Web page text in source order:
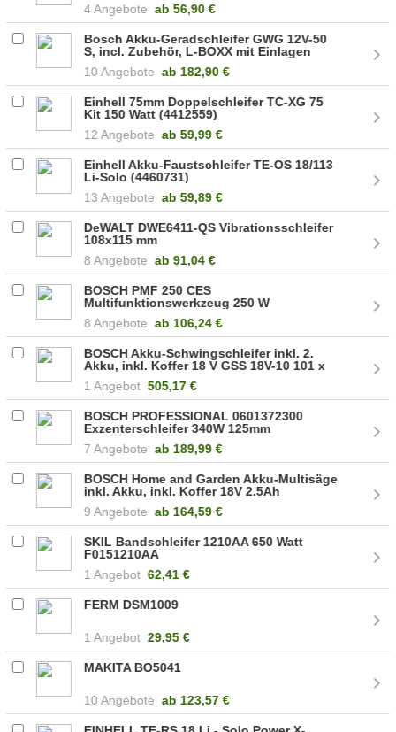
4 Angebote ab 56,90 €
Bosch Akku-Geradschleifer GWG 12V-50
S, incl. Zubehör, L-BOXX mit Einlagen
10 Angebote ab 182,90 €
Einhell 75mm Doppelschleifer TC-XG 75
Kit 150 Watt (4412559)
12 Angebote ab 59,99 €
Einhell Akku-Faustschleifer TE-OS 18/113
Li-Solo (4460731)
13 Angebote ab 59,89 €
DeWALT DWE6411-QS Vibrationsschleifer
108x115 mm
8 Angebote ab 91,04 €
BOSCH PMF 250 CES
Multifunktionswerkzeug 250 W
8 Angebote ab 106,24 €
BOSCH Akku-Schwingschleifer inkl. 2.
Akku, inkl. Koffer 18 V GSS 18V-10 101 x
1 Angebot 505,17 €
BOSCH PROFESSIONAL 0601372300
Exzenterschleifer 340W 125mm
7 Angebote ab 189,99 €
BOSCH Home and Garden Akku-Multisäge
inkl. Akku, inkl. Koffer 18V 2.5Ah
9 Angebote ab 164,59 €
SKIL Bandschleifer 1210AA 650 Watt
F0151210AA
1 Angebot 62,41 €
FERM DSM1009
1 Angebot 29,95 €
MAKITA BO5041
10 Angebote ab 123,57 €